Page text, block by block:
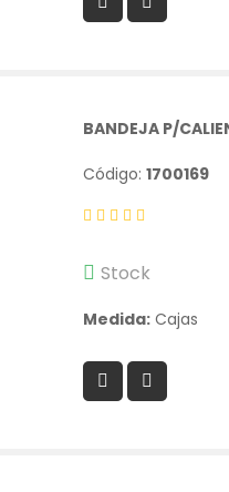
BANDEJA P/
Código: 1700169
Stock
Medida: Cajas